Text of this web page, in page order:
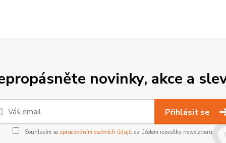
novinky, akce a
Přihlásit se
Souhlasím se zpracováním osobních údajůza účelem rozesílky newsletteru.